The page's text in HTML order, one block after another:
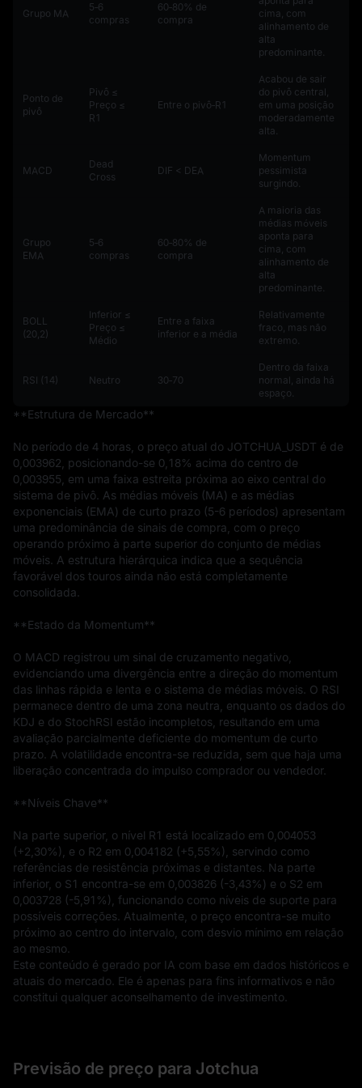
Grupo MA
5‑6
compras
60‑80% de
compra
cima, com
alinhamento de
alta
predominante.
Ponto de
pivô
Pivô ≤
Preço ≤
R1
Entre o pivô‑R1
Acabou de sair
do pivô central,
em uma posição
moderadamente
alta.
MACD
Dead
Cross
DIF < DEA
Momentum
pessimista
surgindo.
Grupo
EMA
5‑6
compras
60‑80% de
compra
A maioria das
médias móveis
aponta para
cima, com
alinhamento de
alta
predominante.
BOLL
(20,2)
Inferior ≤
Preço ≤
Médio
Entre a faixa
inferior e a média
Relativamente
fraco, mas não
extremo.
RSI (14) Neutro 30‑70
Dentro da faixa
normal, ainda há
espaço.
**Estrutura de Mercado**
No período de 4 horas, o preço atual do JOTCHUA_USDT é de
0,003962, posicionando-se 0,18% acima do centro de
0,003955, em uma faixa estreita próxima ao eixo central do
sistema de pivô. As médias móveis (MA) e as médias
exponenciais (EMA) de curto prazo (5-6 períodos) apresentam
uma predominância de sinais de compra, com o preço
operando próximo à parte superior do conjunto de médias
móveis. A estrutura hierárquica indica que a sequência
favorável dos touros ainda não está completamente
consolidada.
**Estado da Momentum**
O MACD registrou um sinal de cruzamento negativo,
evidenciando uma divergência entre a direção do momentum
das linhas rápida e lenta e o sistema de médias móveis. O RSI
permanece dentro de uma zona neutra, enquanto os dados do
KDJ e do StochRSI estão incompletos, resultando em uma
avaliação parcialmente deficiente do momentum de curto
prazo. A volatilidade encontra-se reduzida, sem que haja uma
liberação concentrada do impulso comprador ou vendedor.
**Níveis Chave**
Na parte superior, o nível R1 está localizado em 0,004053
(+2,30%), e o R2 em 0,004182 (+5,55%), servindo como
referências de resistência próximas e distantes. Na parte
inferior, o S1 encontra-se em 0,003826 (-3,43%) e o S2 em
0,003728 (-5,91%), funcionando como níveis de suporte para
possíveis correções. Atualmente, o preço encontra-se muito
próximo ao centro do intervalo, com desvio mínimo em relação
ao mesmo.
Este conteúdo é gerado por IA com base em dados históricos e
atuais do mercado. Ele é apenas para fins informativos e não
constitui qualquer aconselhamento de investimento.
Previsão de preço para Jotchua